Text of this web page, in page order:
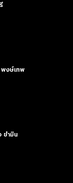
งษ์เทพ
ขำมิน